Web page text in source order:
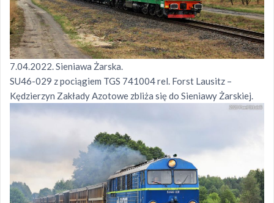
7.04.2022. Sieniawa Żarska.
SU46-029 z pociągiem TGS 741004 rel. Forst Lausitz –
Kędzierzyn Zakłady Azotowe zbliża się do Sieniawy Żarskiej.